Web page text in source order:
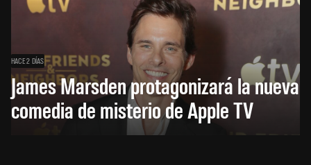
HACE 2 DÍAS
James Marsden protagonizará la nueva
comedia de misterio de Apple TV